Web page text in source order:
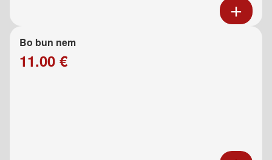
Bo bun nem
11.00 €